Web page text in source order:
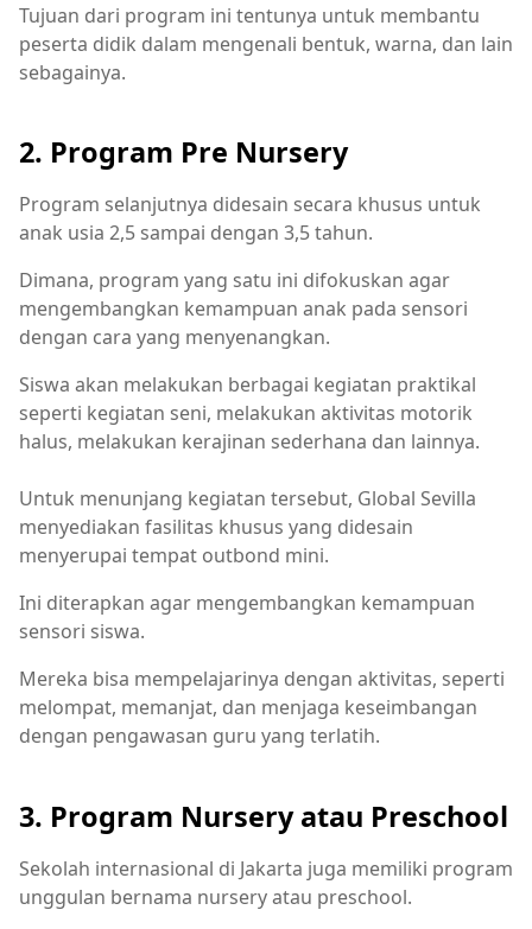
Tujuan dari program ini tentunya untuk membantu
peserta didik dalam mengenali bentuk, warna, dan lain
sebagainya.
2. Program Pre Nursery
Program selanjutnya didesain secara khusus untuk
anak usia 2,5 sampai dengan 3,5 tahun.
Dimana, program yang satu ini difokuskan agar
mengembangkan kemampuan anak pada sensori
dengan cara yang menyenangkan.
Siswa akan melakukan berbagai kegiatan praktikal
seperti kegiatan seni, melakukan aktivitas motorik
halus, melakukan kerajinan sederhana dan lainnya.
Untuk menunjang kegiatan tersebut, Global Sevilla
menyediakan fasilitas khusus yang didesain
menyerupai tempat outbond mini.
Ini diterapkan agar mengembangkan kemampuan
sensori siswa.
Mereka bisa mempelajarinya dengan aktivitas, seperti
melompat, memanjat, dan menjaga keseimbangan
dengan pengawasan guru yang terlatih.
3. Program Nursery atau Preschool
Sekolah internasional di Jakarta juga memiliki program
unggulan bernama nursery atau preschool.